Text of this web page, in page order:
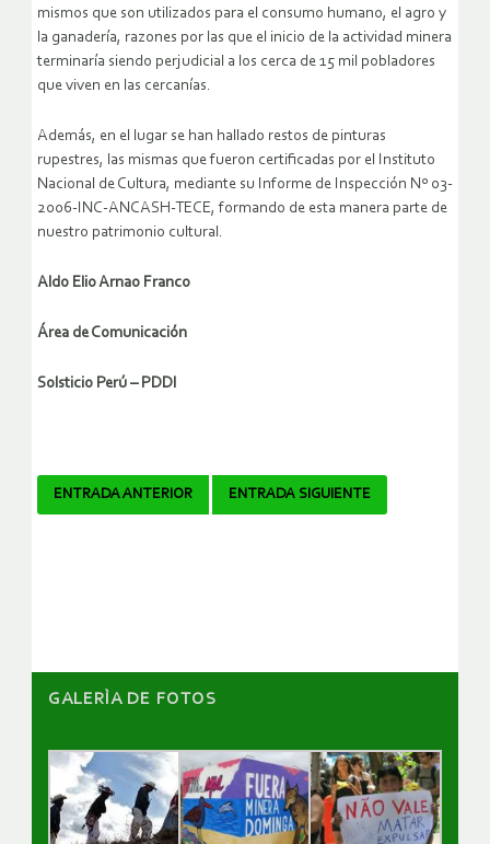
mismos que son utilizados para el consumo humano, el agro y
la ganadería, razones por las que el inicio de la actividad minera
terminaría siendo perjudicial a los cerca de 15 mil pobladores
que viven en las cercanías.
Además, en el lugar se han hallado restos de pinturas
rupestres, las mismas que fueron certificadas por el Instituto
Nacional de Cultura, mediante su Informe de Inspección Nº 03-
2006-INC-ANCASH-TECE, formando de esta manera parte de
nuestro patrimonio cultural.
Aldo Elio Arnao Franco
Área de Comunicación
Solsticio Perú – PDDI
Navegador
ENTRADA ANTERIOR ENTRADA SIGUIENTE
GALERÌA DE FOTOS